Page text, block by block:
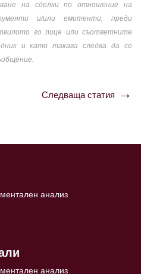
на сделки по отношение на
и/или емитенти, преди
го лице или съответните
и като такава следва да се
Следваща статия
анализ
анализ